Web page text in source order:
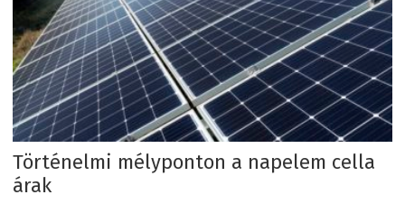
Történelmi mélyponton a napelem cella
árak